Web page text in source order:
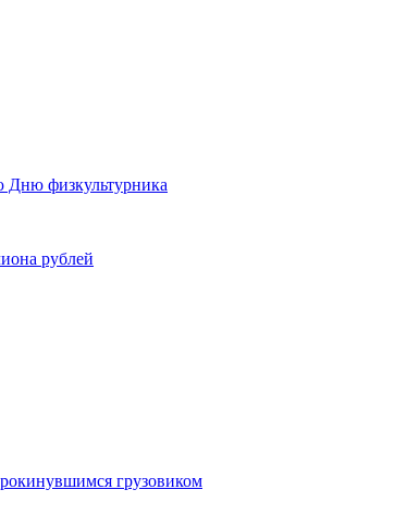
Дню физкультурника
рублей
грузовиком